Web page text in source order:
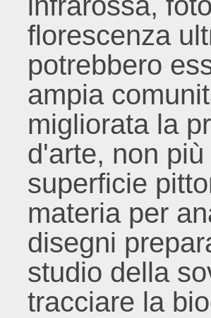
florescenza
potrebbero
ampia
migliorata la
d'arte, non
superficie
materia per
disegni
studio della
tracciare la